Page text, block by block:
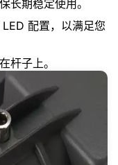
长期稳定使用。
配置，以满足您
杆子上。